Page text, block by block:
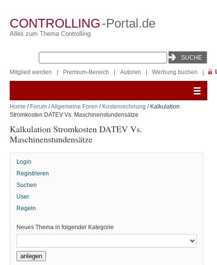
CONTROLLING-Portal.de
Alles zum Thema Controlling
Mitglied werden Premium-Bereich Autoren Werbung buchen
Home / Forum /Allgemeine Foren / Kostenrechnung / Kalkulation
Stromkosten DATEV Vs. Maschinenstundensätze
Kalkulation Stromkosten DATEV Vs.
Maschinenstundensätze
Login
Registrieren
Suchen
User
Regeln
Neues Thema in folgender Kategorie